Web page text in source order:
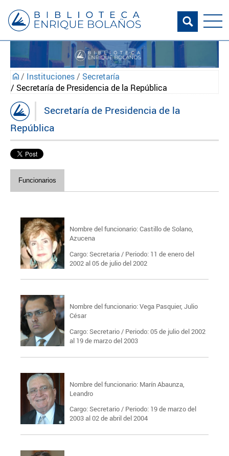
/ Instituciones/ Secretaría
/ Secretaría de Presidencia de la República
Secretaría de Presidencia de la
República
Funcionarios
Nombre del funcionario: Castillo de Solano,
Azucena
Cargo: Secretaria / Periodo: 11 de enero del
2002 al 05 de julio del 2002
Nombre del funcionario: Vega Pasquier, Julio
César
Cargo: Secretario / Periodo: 05 de julio del 2002
al 19 de marzo del 2003
Nombre del funcionario: Marín Abaunza,
Leandro
Cargo: Secretario / Periodo: 19 de marzo del
2003 al 02 de abril del 2004